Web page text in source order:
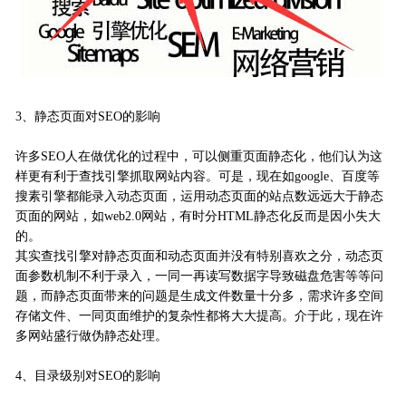
3、静态页面对SEO的影响
许多SEO人在做优化的过程中，可以侧重页面静态化，他们认为这
样更有利于查找引擎抓取网站内容。可是，现在如google、百度等
搜素引擎都能录入动态页面，运用动态页面的站点数远远大于静态
页面的网站，如web2.0网站，有时分HTML静态化反而是因小失大
的。
其实查找引擎对静态页面和动态页面并没有特别喜欢之分，动态页
面参数机制不利于录入，一同一再读写数据字导致磁盘危害等等问
题，而静态页面带来的问题是生成文件数量十分多，需求许多空间
存储文件、一同页面维护的复杂性都将大大提高。介于此，现在许
多网站盛行做伪静态处理。
4、目录级别对SEO的影响